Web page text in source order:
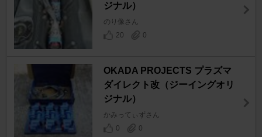
ジナル）
のり像さん
20
0
OKADA PROJECTS プラズマ
ダイレクト改（ジーイングオリ
ジナル）
かみってぃずさん
0
0